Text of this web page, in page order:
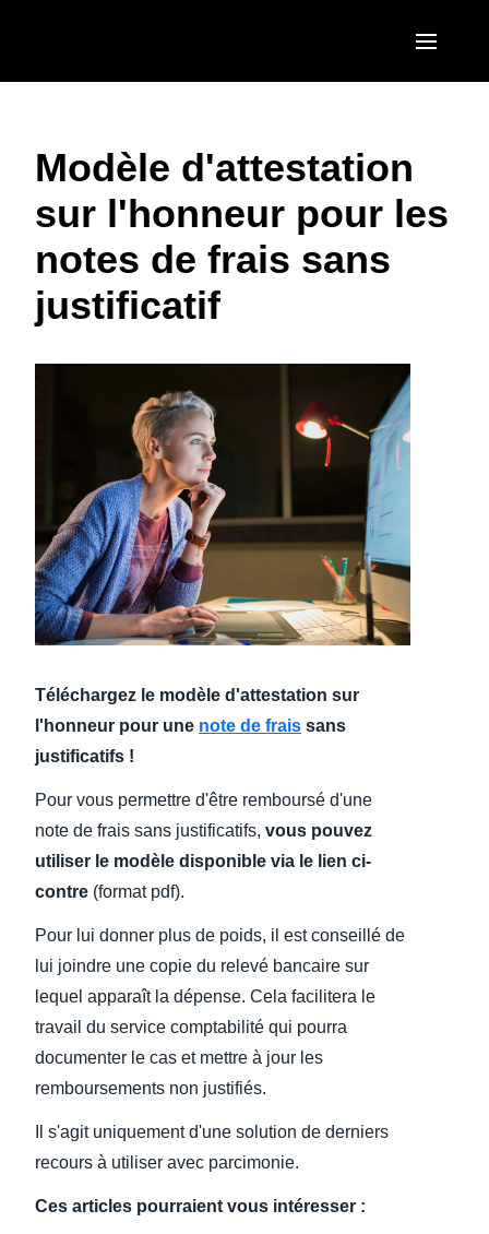
United States (English)
Canada (Français)
México (Español)
EUROPE
United Kingdom (English)
France (Français)
Nederlands (English)
Sweden (English)
Denmark (English)
Belgium (English)
España (Español)
ASIA PACIFIC
Singapore (English)
Modèle d'attestation
sur l'honneur pour les
notes de frais sans
justificatif
Téléchargez le modèle d'attestation sur
l'honneur pour une note de frais sans
justificatifs !
Pour vous permettre d'être remboursé d'une
note de frais sans justificatifs, vous pouvez
utiliser le modèle disponible via le lien ci-
contre (format pdf).
Pour lui donner plus de poids, il est conseillé de
lui joindre une copie du relevé bancaire sur
lequel apparaît la dépense. Cela facilitera le
travail du service comptabilité qui pourra
documenter le cas et mettre à jour les
remboursements non justifiés.
Il s'agit uniquement d'une solution de derniers
recours à utiliser avec parcimonie.
Ces articles pourraient vous intéresser :